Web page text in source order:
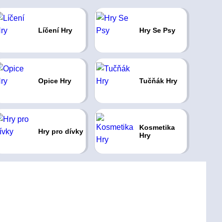
Líčení Hry Hry Se Psy
Opice Hry Tučňák Hry
Hry pro dívky
Kosmetika
Hry